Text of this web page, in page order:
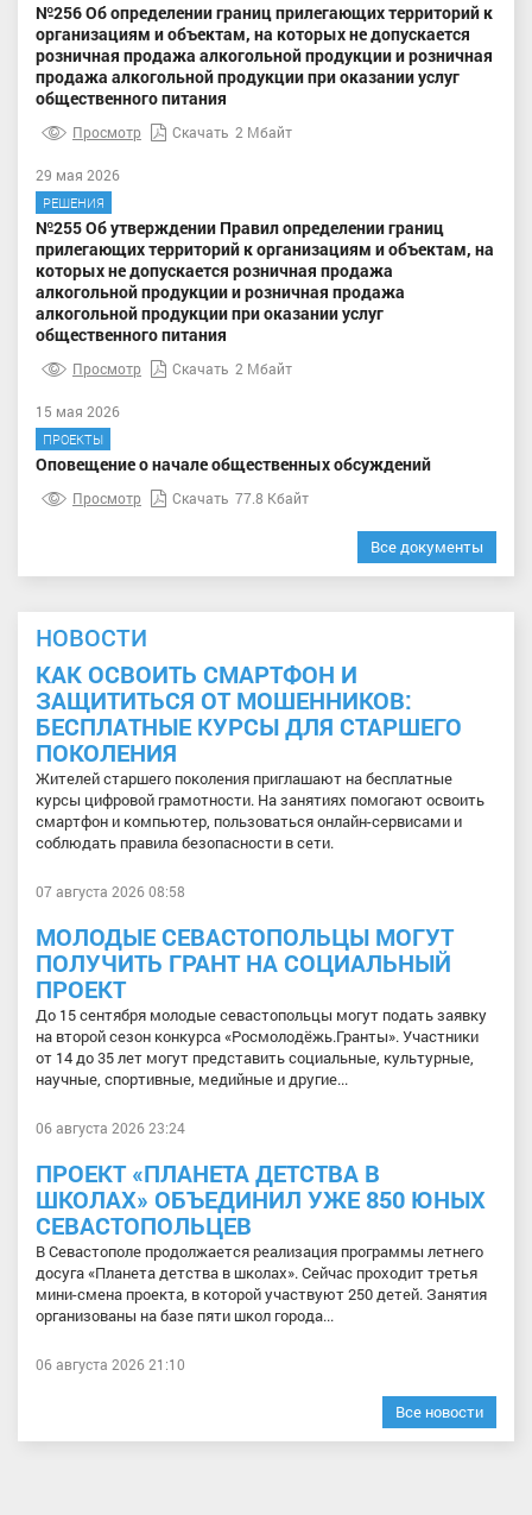
№256 Об определении границ прилегающих территорий к
организациям и объектам, на которых не допускается
розничная продажа алкогольной продукции и розничная
продажа алкогольной продукции при оказании услуг
общественного питания
Просмотр Скачать 2 Мбайт
29 мая 2026
РЕШЕНИЯ
№255 Об утверждении Правил определении границ
прилегающих территорий к организациям и объектам, на
которых не допускается розничная продажа
алкогольной продукции и розничная продажа
алкогольной продукции при оказании услуг
общественного питания
Просмотр Скачать 2 Мбайт
15 мая 2026
ПРОЕКТЫ
Оповещение о начале общественных обсуждений
Просмотр Скачать 77.8 Кбайт
Все документы
НОВОСТИ
КАК ОСВОИТЬ СМАРТФОН И
ЗАЩИТИТЬСЯ ОТ МОШЕННИКОВ:
БЕСПЛАТНЫЕ КУРСЫ ДЛЯ СТАРШЕГО
ПОКОЛЕНИЯ
Жителей старшего поколения приглашают на бесплатные
курсы цифровой грамотности. На занятиях помогают освоить
смартфон и компьютер, пользоваться онлайн-сервисами и
соблюдать правила безопасности в сети.
07 августа 2026 08:58
МОЛОДЫЕ СЕВАСТОПОЛЬЦЫ МОГУТ
ПОЛУЧИТЬ ГРАНТ НА СОЦИАЛЬНЫЙ
ПРОЕКТ
До 15 сентября молодые севастопольцы могут подать заявку
на второй сезон конкурса «Росмолодёжь.Гранты». Участники
от 14 до 35 лет могут представить социальные, культурные,
научные, спортивные, медийные и другие...
06 августа 2026 23:24
ПРОЕКТ «ПЛАНЕТА ДЕТСТВА В
ШКОЛАХ» ОБЪЕДИНИЛ УЖЕ 850 ЮНЫХ
СЕВАСТОПОЛЬЦЕВ
В Севастополе продолжается реализация программы летнего
досуга «Планета детства в школах». Сейчас проходит третья
мини-смена проекта, в которой участвуют 250 детей. Занятия
организованы на базе пяти школ города...
06 августа 2026 21:10
Все новости